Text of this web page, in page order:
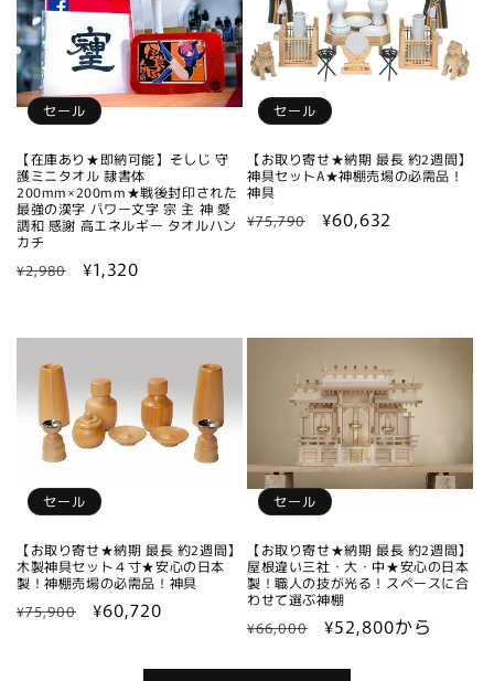
セール
【在庫あり★即納可能】そしじ 守
護ミニタオル 隷書体
200mm×200mm★戦後封印された
最強の漢字 パワー文字 宗 主 神 愛
調和 感謝 高エネルギー タオルハン
カチ
通
¥2,980
セ
格
¥1,320
セール
【お取り寄せ★納期 最長 約2週間】
神具セットA★神棚売場の必需品！
神具
通
¥75,790
セ
¥60,632
セール
【お取り寄せ★納期 最長 約2週間】
木製神具セット４寸★安心の日本
製！神棚売場の必需品！神具
通
¥75,900
セ
¥60,720
セール
【お取り寄せ★納期 最長 約2週間】
屋根違い三社・大・中★安心の日本
製！職人の技が光る！スペースに合
わせて選ぶ神棚
通
¥66,000
セ
¥52,800から